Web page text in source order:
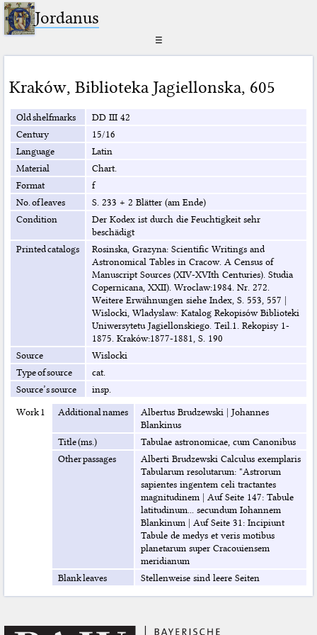
Jordanus
☰
Kraków, Biblioteka Jagiellonska, 605
Old shelfmarks
DD III 42
Century
15/16
Language
Latin
Material
Chart.
Format
f
No. of leaves
S. 233 + 2 Blätter (am Ende)
Condition
Der Kodex ist durch die Feuchtigkeit sehr
beschädigt
Printed catalogs
Rosinska, Grazyna: Scientific Writings and
Astronomical Tables in Cracow. A Census of
Manuscript Sources (XIV-XVIth Centuries). Studia
Copernicana, XXII). Wroclaw:1984. Nr. 272.
Weitere Erwähnungen siehe Index, S. 553, 557 |
Wislocki, Wladyslaw: Katalog Rekopisów Biblioteki
Uniwersytetu Jagiellonskiego. Teil.1. Rekopisy 1-
1875. Kraków:1877-1881, S. 190
Source
Wislocki
Type of source
cat.
Source’s source
insp.
Work 1
Additional names Albertus Brudzewski| Johannes
Blankinus
Title (ms.)
Tabulae astronomicae, cum Canonibus
Other passages
Alberti Brudzewski Calculus exemplaris
Tabularum resolutarum: "Astrorum
sapientes ingentem celi tractantes
magnitudinem| Auf Seite 147: Tabule
latitudinum... secundum Iohannem
Blankinum| Auf Seite 31: Incipiunt
Tabule de medys et veris motibus
planetarum super Cracouiensem
meridianum
Blank leaves
Stellenweise sind leere Seiten